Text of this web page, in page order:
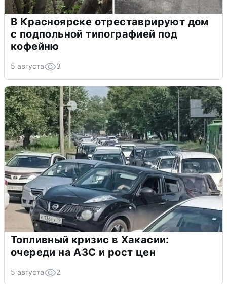
В Красноярске отреставрируют дом
с подпольной типографией под
кофейню
5 августа 3
Топливный кризис в Хакасии:
очереди на АЗС и рост цен
5 августа 2